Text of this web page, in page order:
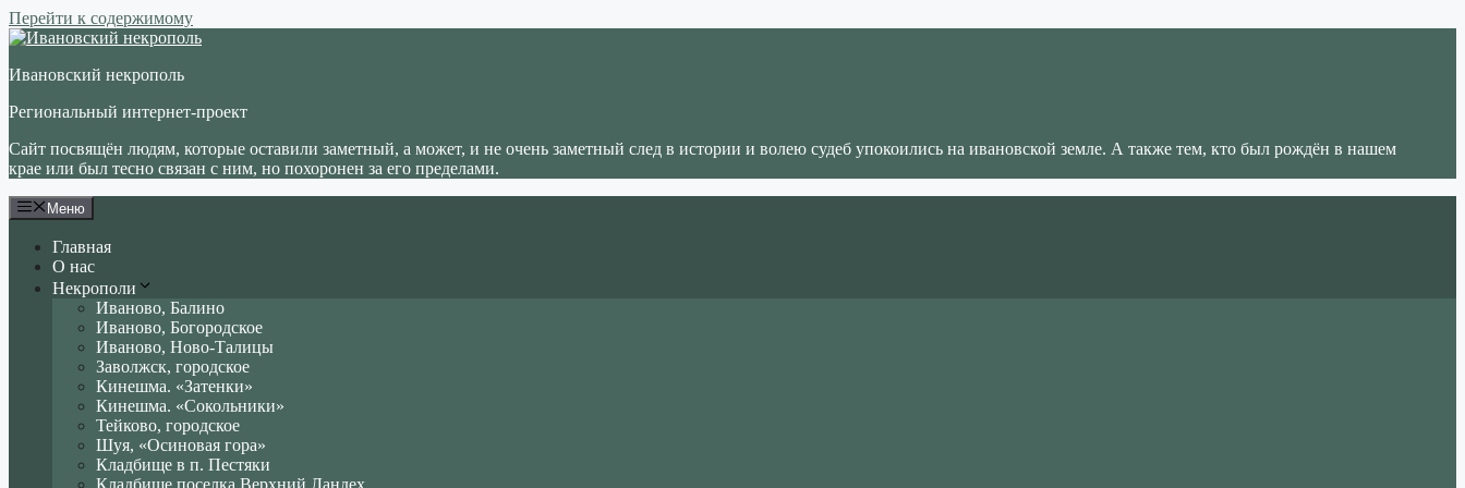
Перейти к содержимому
Ивановский некрополь
Региональный интернет-проект
Сайт посвящён людям, которые оставили заметный, а может, и не очень заметный след в истории и волею судеб упокоились на ивановской земле. А также тем, кто был рождён в нашем
крае или был тесно связан с ним, но похоронен за его пределами.
Меню
Главная
О нас
Некрополи
Иваново, Балино
Иваново, Богородское
Иваново, Ново-Талицы
Заволжск, городское
Кинешма. «Затенки»
Кинешма. «Сокольники»
Тейково, городское
Шуя, «Осиновая гора»
Кладбище в п. Пестяки